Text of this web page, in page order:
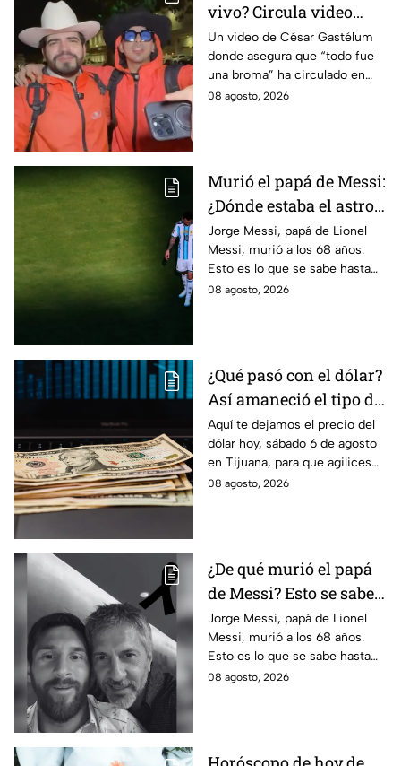
vivo? Circula video
donde afirma que “todo
fue una broma”
Un video de César Gastélum
donde asegura que “todo fue
una broma” ha circulado en
redes sociales tras su muerte
08 agosto, 2026
Murió el papá de Messi:
¿Dónde estaba el astro
argentino al conocer la
noticia?
Jorge Messi, papá de Lionel
Messi, murió a los 68 años.
Esto es lo que se sabe hasta
ahora sobre su fallecimiento y
08 agosto, 2026
¿Qué pasó con el dólar?
Así amaneció el tipo de
cambio hoy sábado 8 de
agosto en Tijuana
Aquí te dejamos el precio del
dólar hoy, sábado 6 de agosto
en Tijuana, para que agilices
tus cambios, compras y
08 agosto, 2026
¿De qué murió el papá
de Messi? Esto se sabe
sobre el fallecimiento
de Jorge Messi
Jorge Messi, papá de Lionel
Messi, murió a los 68 años.
Esto es lo que se sabe hasta
ahora sobre su fallecimiento
08 agosto, 2026